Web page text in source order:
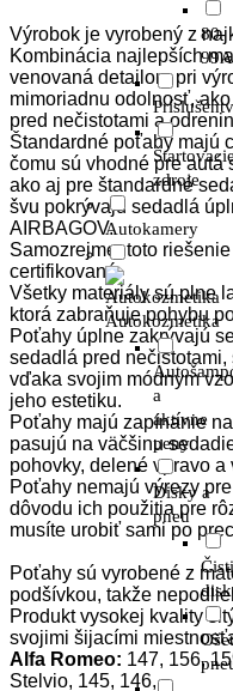
80-
zdroje
Autokamery
Autokozmetika
a
aktívne
peny
Disky a
pneu
Výrobok je vyrobený z
Kombinácia najlepších
venovaná detailom pri
mimoriadnu odolnosť,
pred nečistotami a
Štandardné poťahy majú
čomu sú vhodné pre autá
ako aj pre štandardné
švu pokrývajú sedadlá
AIRBAGOV.
Samozrejme, toto
certifikované.
Všetky materiály sú plne
ktorá zabraňuje pohybu
Poťahy úplne zakrývajú
sedadlá pred
vďaka svojim módnym
jeho estetiku.
Poťahy majú zapínanie
pasujú na väčšinu
pohovky, delené vpravo a
Poťahy nemajú výrezy
dôvodu ich použitia pre
musíte urobiť sami po
Poťahy sú vyrobené z
podšívkou, takže
Produkt vysokej kvality
svojimi šijacími
Alfa Romeo: 147, 156,
Stelvio, 145, 146,